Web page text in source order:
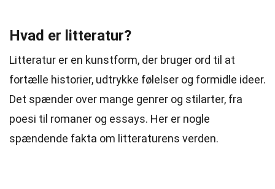
Hvad er litteratur?
Litteratur er en kunstform, der bruger ord til at
fortælle historier, udtrykke følelser og formidle ideer.
Det spænder over mange genrer og stilarter, fra
poesi til romaner og essays. Her er nogle
spændende fakta om litteraturens verden.